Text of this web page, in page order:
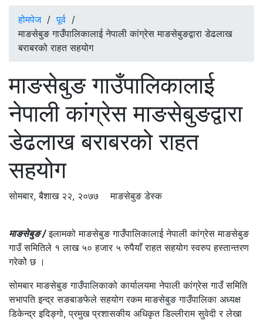
होमपेज/पूर्व /
माङसेबुङ गाउँपालिकालाई नेपाली कांग्रेस माङसेबुङद्वारा डेढलाख
बराबरको राहत सहयोग
माङसेबुङ गाउँपालिकालाई
नेपाली कांग्रेस माङसेबुङद्वारा
डेढलाख बराबरको राहत
सहयोग
सोमबार, बैशाख २२, २०७७ माङसेबुङ डेस्क
माङसेबुङ / इलामको माङसेबुङ गाउँपालिकालाई नेपाली कांग्रेस माङसेबुङ
गाउँ समितिले १ लाख ५० हजार ५ रुपैयाँ राहत सहयोग स्वरुप हस्तान्तरण
गरेकोे छ ।
सोमबार माङसेबुङ गाउँपालिकाको कार्यालयमा नेपाली कांग्रेस गाउँ समिति
सभापति इन्द्र सङबाङफेले सहयोग रकम माङसेबुङ गाउँपालिका अध्यक्ष
डिकेन्द्र इदिङ्गो, प्रमुख प्रशासकीय अधिकृत डिल्लीराम सुवेदी र लेखा